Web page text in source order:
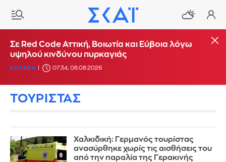
Σε Red Code Αττική, Βοιωτία και Εύβοια λόγω
υψηλού κινδύνου πυρκαγιάς
ΕΛΛΑΔΑ 07:34, 06.08.2026
ΤΟΥΡΙΣΤΑΣ
Χαλκιδική: Γερμανός τουρίστας
ανασύρθηκε χωρίς τις αισθήσεις του
από την παραλία της Γερακινής